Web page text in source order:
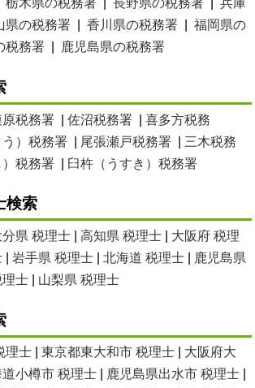
栃木県の税務署| 長野県の税務署| 兵庫
県の税務署| 香川県の税務署| 福岡県の
税務署| 鹿児島県の税務署
税務署| 佐沼税務署| 喜多方税務
）税務署| 尾張瀬戸税務署| 三木税務
税務署| 臼杵（うすき）税務署
検索
分県 税理士| 高知県 税理士| 大阪府 税理
| 岩手県 税理士| 北海道 税理士|
鹿児島県
士| 山梨県 税理士
理士| 東京都東大和市 税理士| 大阪府大
小樽市 税理士| 鹿児島県出水市 税理士|